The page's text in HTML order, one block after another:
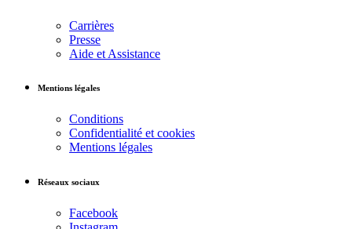
Carrières
Presse
Aide et Assistance
Mentions légales
Conditions
Confidentialité et cookies
Mentions légales
Réseaux sociaux
Facebook